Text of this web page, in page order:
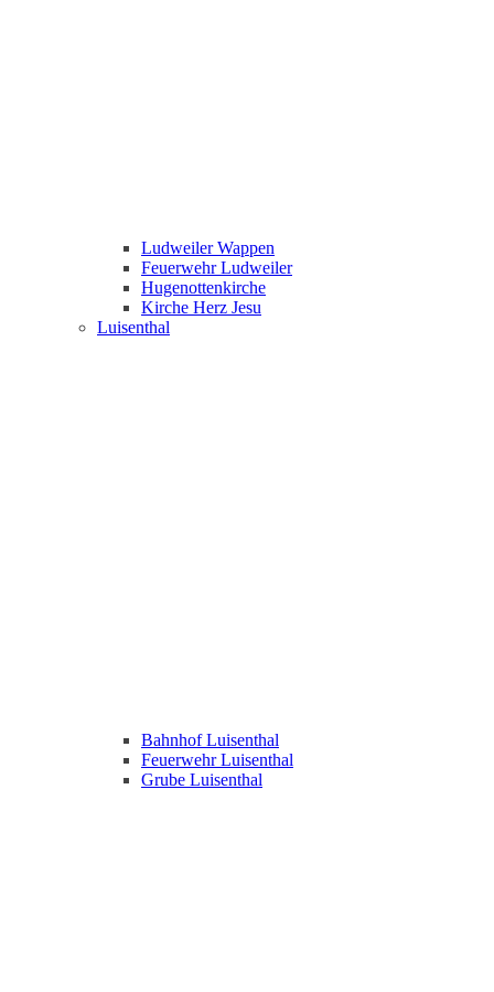
Ludweiler Wappen
Feuerwehr Ludweiler
Hugenottenkirche
Kirche Herz Jesu
Luisenthal
Bahnhof Luisenthal
Feuerwehr Luisenthal
Grube Luisenthal